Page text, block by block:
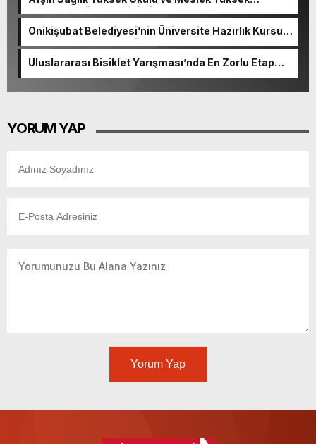
Okulunda görev değişimi!
Onikişubat Belediyesi’nin Üniversite Hazırlık Kursu
başvurularında son gün 7 Ağustos.
Uluslararası Bisiklet Yarışması’nda En Zorlu Etap
YORUM YAP
Yorum Yap